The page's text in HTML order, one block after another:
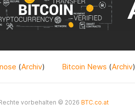
(Archiv) Bitcoin News (Archiv)
vorbehalten © 2026 BTC.co.at